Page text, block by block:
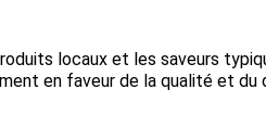
locaux et les saveurs
en faveur de la qualité et